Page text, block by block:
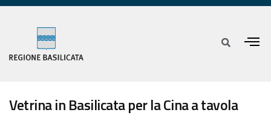
Vetrina in Basilicata per la Cina a tavola